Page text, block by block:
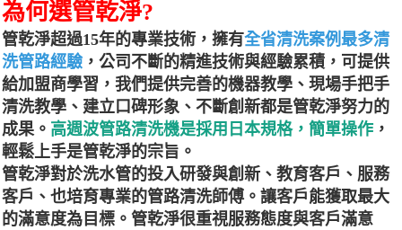
為何選管乾淨?
管乾淨超過15年的專業技術，擁有全省清洗案例最多清
洗管路經驗 ，公司不斷的精進技術與經驗累積，可提供
給加盟商學習，我們提供完善的機器教學、現場手把手
清洗教學、建立口碑形象、不斷創新都是管乾淨努力的
成果。 高週波管路清洗機是採用日本規格，簡單操作 ，
輕鬆上手是管乾淨的宗旨。
管乾淨對於洗水管的投入研發與創新、教育客戶、服務
客戶、也培育專業的管路清洗師傅。讓客戶能獲取最大
的滿意度為目標。管乾淨很重視服務態度與客戶滿意